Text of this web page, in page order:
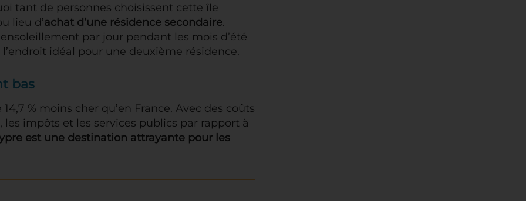
tant de personnes choisissent cette île
lieu d’achat d’une résidence secondaire.
par jour pendant les mois d’été
idéal pour une deuxième résidence.
bas
% moins cher qu’en France. Avec des coûts
les impôts et les services publics par rapport à
est une destination attrayante pour les